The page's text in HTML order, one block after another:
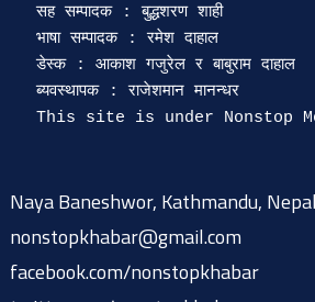
सह सम्पादक : बुद्धशरण शाही
भाषा सम्पादक : रमेश दाहाल
डेस्क : आकाश गजुरेल र बाबुराम दाहाल
ब्यवस्थापक : राजेशमान मानन्धर
Naya Baneshwor, Kathmandu, Nepal
nonstopkhabar@gmail.com
facebook.com/nonstopkhabar